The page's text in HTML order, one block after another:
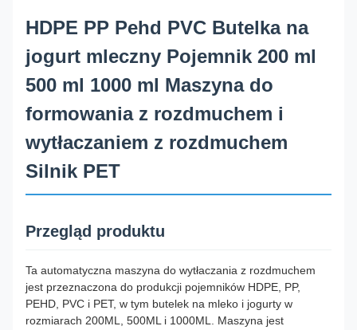
HDPE PP Pehd PVC Butelka na
jogurt mleczny Pojemnik 200 ml
500 ml 1000 ml Maszyna do
formowania z rozdmuchem i
wytłaczaniem z rozdmuchem
Silnik PET
Przegląd produktu
Ta automatyczna maszyna do wytłaczania z rozdmuchem
jest przeznaczona do produkcji pojemników HDPE, PP,
PEHD, PVC i PET, w tym butelek na mleko i jogurty w
rozmiarach 200ML, 500ML i 1000ML. Maszyna jest